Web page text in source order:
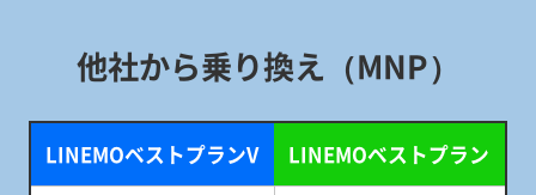
他社から乗り換え（MNP）
LINEMOベストプランV LINEMOベストプラン